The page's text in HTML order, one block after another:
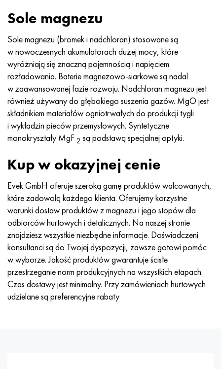
Sole magnezu
Sole magnezu (bromek i nadchloran) stosowane są
w nowoczesnych akumulatorach dużej mocy, które
wyróżniają się znaczną pojemnością i napięciem
rozładowania. Baterie magnezowo-siarkowe są nadal
w zaawansowanej fazie rozwoju. Nadchloran magnezu jest
również używany do głębokiego suszenia gazów. MgO jest
składnikiem materiałów ogniotrwałych do produkcji tygli
i wykładzin pieców przemysłowych. Syntetyczne
monokryształy MgF 2 są podstawą specjalnej optyki.
Kup w okazyjnej cenie
Evek GmbH oferuje szeroką gamę produktów walcowanych,
które zadowolą każdego klienta. Oferujemy korzystne
warunki dostaw produktów z magnezu i jego stopów dla
odbiorców hurtowych i detalicznych. Na naszej stronie
znajdziesz wszystkie niezbędne informacje. Doświadczeni
konsultanci są do Twojej dyspozycji, zawsze gotowi pomóc
w wyborze. Jakość produktów gwarantuje ścisłe
przestrzeganie norm produkcyjnych na wszystkich etapach.
Czas dostawy jest minimalny. Przy zamówieniach hurtowych
udzielane są preferencyjne rabaty